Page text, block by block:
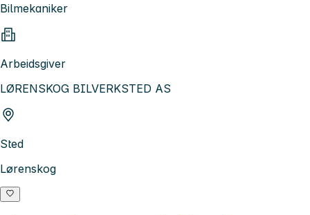
Bilmekaniker
Arbeidsgiver
LØRENSKOG BILVERKSTED AS
Sted
Lørenskog